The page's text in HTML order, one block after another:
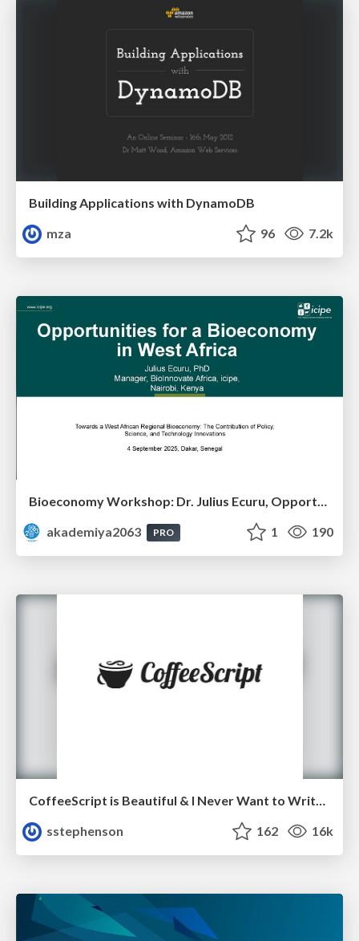
Building Applications with DynamoDB
mza
96 7.2k
Bioeconomy Workshop: Dr. Julius Ecuru, Opportunities for a Bioeconomy in West Africa
akademiya2063
PRO 1 190
sstephenson
162 16k